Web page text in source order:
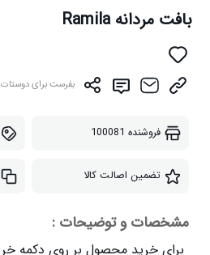
بافت مردانه Ramila
بفرست برای دوستات
فروشنده 100081
تضمین اصالت کالا
مشخصات و توضیحات :